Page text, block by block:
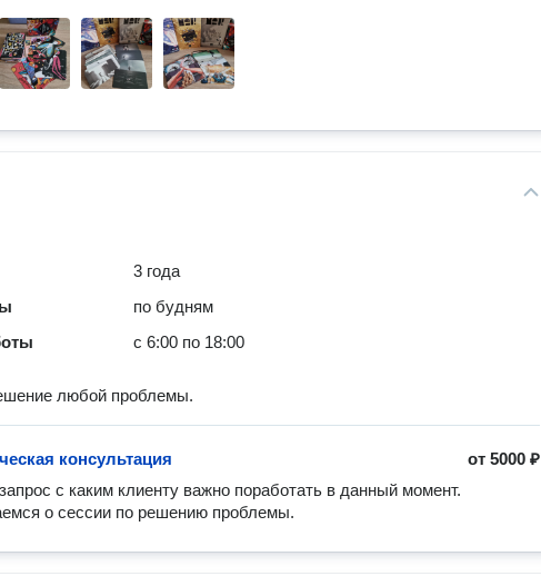
3 года
по будням
с 6:00 по 18:00
любой проблемы.
от5000 ₽
консультация
с каким клиенту важно поработать в данный момент.
о сессии по решению проблемы.